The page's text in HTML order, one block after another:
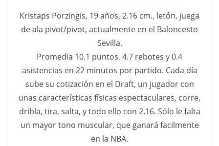
Kristaps Porzingis, 19 años, 2.16 cm., letón, juega
de ala pivot/pivot, actualmente en el Baloncesto
Sevilla.
Promedia 10.1 puntos, 4.7 rebotes y 0.4
asistencias en 22 minutos por partido. Cada día
sube su cotización en el Draft, un jugador con
unas características físicas espectaculares, corre,
dribla, tira, salta, y todo ello con 2.16. Sólo le falta
un mayor tono muscular, que ganará facilmente
en la NBA.